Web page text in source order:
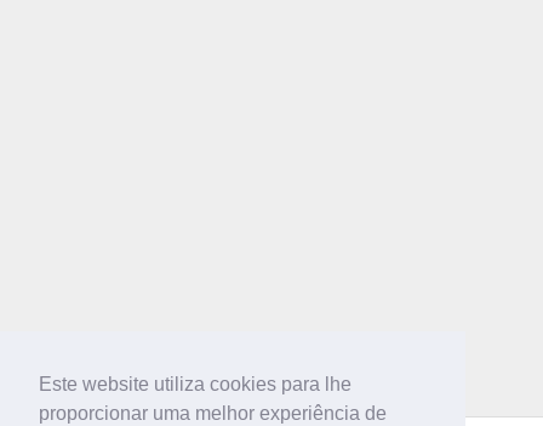
Este website utiliza cookies para lhe
proporcionar uma melhor experiência de